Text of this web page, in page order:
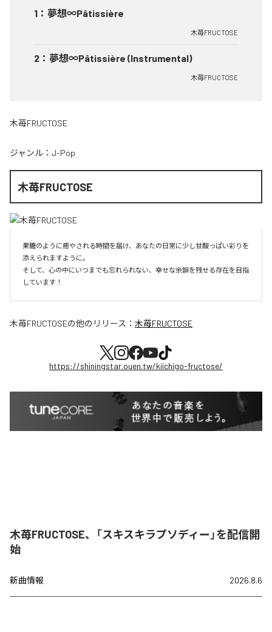
1 ： 夢想∞Pâtissière
木苺FRUCTOSE
2 ： 夢想∞Pâtissière (Instrumental)
木苺FRUCTOSE
木苺FRUCTOSE
ジャンル： J-Pop
木苺FRUCTOSE
果糖のように癒やされる時間を届け、あなたの日常に少し甘酸っぱい彩りを
添えられますように。
そして、心の中にいつまでも忘れられない、幸せな余韻を残せる存在を目指
しています！
木苺FRUCTOSEの他のリリース： 木苺FRUCTOSE
https://shiningstar.ouen.tw/kiichigo-fructose/
木苺FRUCTOSE、「スキスキラプソディー」を配信開
始
新曲情報 2026.8.6